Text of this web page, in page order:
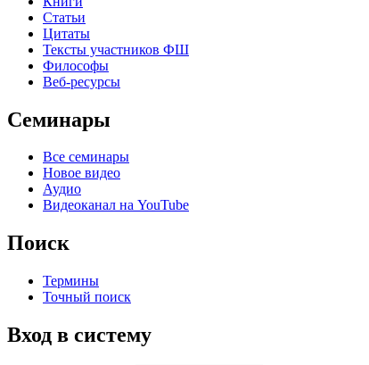
Статьи
Цитаты
Тексты участников ФШ
Философы
Веб-ресурсы
Семинары
Все семинары
Новое видео
Аудио
Видеоканал на YouTube
Поиск
Термины
Точный поиск
Вход в систему